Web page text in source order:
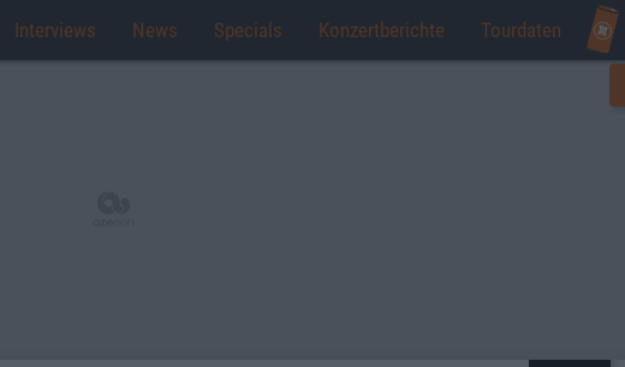
Interviews News Specials Konzertberichte Tourdaten